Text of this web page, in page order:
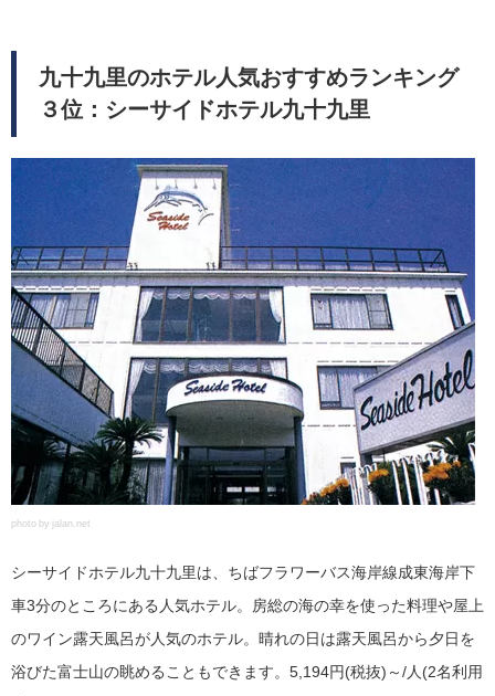
九十九里のホテル人気おすすめランキング
３位：シーサイドホテル九十九里
photo by jalan.net
シーサイドホテル九十九里は、ちばフラワーバス海岸線成東海岸下
車3分のところにある人気ホテル。房総の海の幸を使った料理や屋上
のワイン露天風呂が人気のホテル。晴れの日は露天風呂から夕日を
浴びた富士山の眺めることもできます。5,194円(税抜)～/人(2名利用